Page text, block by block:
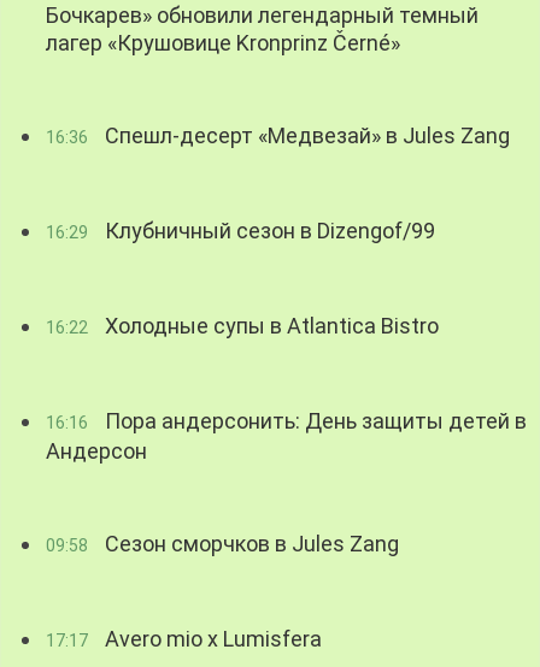
Бочкарев» обновили легендарный темный
лагер «Крушовице Kronprinz Černé»
16:36 Спешл-десерт «Медвезай» в Jules Zang
16:29 Клубничный сезон в Dizengof/99
16:22 Холодные супы в Atlantica Bistro
16:16
Пора андерсонить: День защиты детей в
Андерсон
09:58 Сезон сморчков в Jules Zang
17:17 Avero mio x Lumisfera